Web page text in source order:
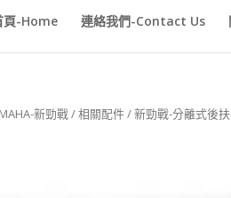
頁-Home 連絡我們-Contact Us
新勁戰/相關配件/ 新勁戰-分離式後